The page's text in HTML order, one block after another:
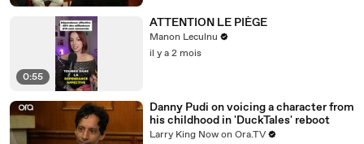
0:55
ATTENTION LE PIÈGE
Manon Leculnu
il y a 2 mois
Danny Pudi on voicing a character from
his childhood in 'DuckTales' reboot
Larry King Now on Ora.TV